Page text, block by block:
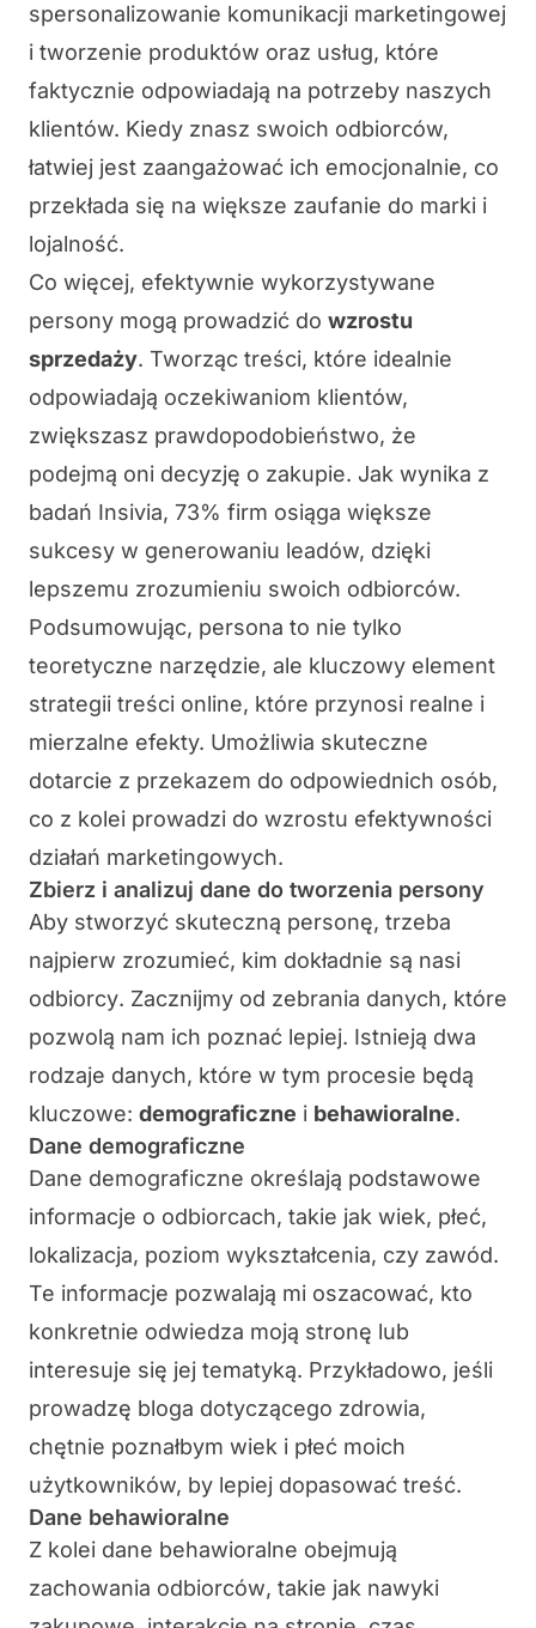
spersonalizowanie komunikacji marketingowej
i tworzenie produktów oraz usług, które
faktycznie odpowiadają na potrzeby naszych
klientów. Kiedy znasz swoich odbiorców,
łatwiej jest zaangażować ich emocjonalnie, co
przekłada się na większe zaufanie do marki i
lojalność.
Co więcej, efektywnie wykorzystywane
persony mogą prowadzić do wzrostu
sprzedaży. Tworząc treści, które idealnie
odpowiadają oczekiwaniom klientów,
zwiększasz prawdopodobieństwo, że
podejmą oni decyzję o zakupie. Jak wynika z
badań Insivia, 73% firm osiąga większe
sukcesy w generowaniu leadów, dzięki
lepszemu zrozumieniu swoich odbiorców.
Podsumowując, persona to nie tylko
teoretyczne narzędzie, ale kluczowy element
strategii treści online, które przynosi realne i
mierzalne efekty. Umożliwia skuteczne
dotarcie z przekazem do odpowiednich osób,
co z kolei prowadzi do wzrostu efektywności
działań marketingowych.
Zbierz i analizuj dane do tworzenia persony
Aby stworzyć skuteczną personę, trzeba
najpierw zrozumieć, kim dokładnie są nasi
odbiorcy. Zacznijmy od zebrania danych, które
pozwolą nam ich poznać lepiej. Istnieją dwa
rodzaje danych, które w tym procesie będą
kluczowe: demograficzne i behawioralne.
Dane demograficzne
Dane demograficzne określają podstawowe
informacje o odbiorcach, takie jak wiek, płeć,
lokalizacja, poziom wykształcenia, czy zawód.
Te informacje pozwalają mi oszacować, kto
konkretnie odwiedza moją stronę lub
interesuje się jej tematyką. Przykładowo, jeśli
prowadzę bloga dotyczącego zdrowia,
chętnie poznałbym wiek i płeć moich
użytkowników, by lepiej dopasować treść.
Dane behawioralne
Z kolei dane behawioralne obejmują
zachowania odbiorców, takie jak nawyki